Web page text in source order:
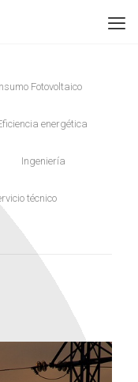
Fotovoltaico
energética
Ingeniería
técnico